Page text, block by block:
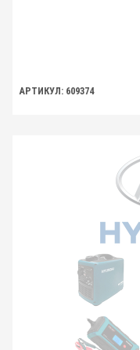
АРТИКУЛ: 609374